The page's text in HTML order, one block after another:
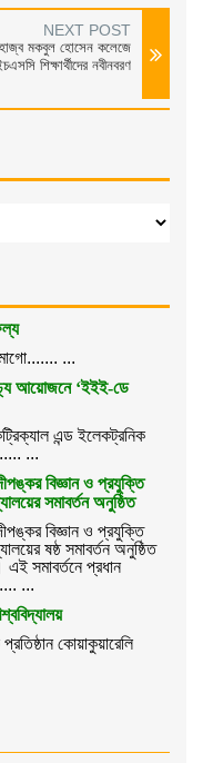
NEXT POST
মকবুল হোসেন কলেজে
শিক্ষার্থীদের নবীনবরণ
...
আয়োজনে ‘ইইই-ডে
এন্ড ইলেকট্রনিক
...
বিজ্ঞান ও প্রযুক্তি
সমাবর্তন অনুষ্ঠিত
বিজ্ঞান ও প্রযুক্তি
ষষ্ঠ সমাবর্তন অনুষ্ঠিত
এই সমাবর্তনে প্রধান
...
কোয়াকুয়ারেলি